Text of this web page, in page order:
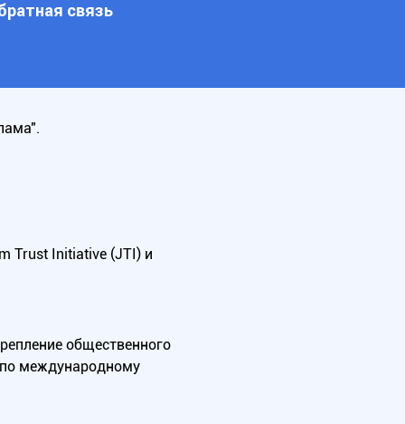
связь
Trust Initiative (JTI) и
общественного
международному